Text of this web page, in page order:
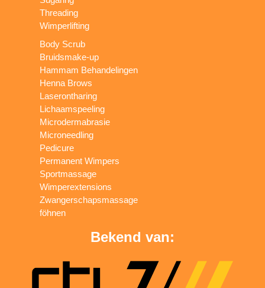
Threading
Wimperlifting
Body Scrub
Bruidsmake-up
Hammam Behandelingen
Henna Brows
Laserontharing
Lichaamspeeling
Microdermabrasie
Microneedling
Pedicure
Permanent Wimpers
Sportmassage
Wimperextensions
Zwangerschapsmassage
föhnen
Bekend van: